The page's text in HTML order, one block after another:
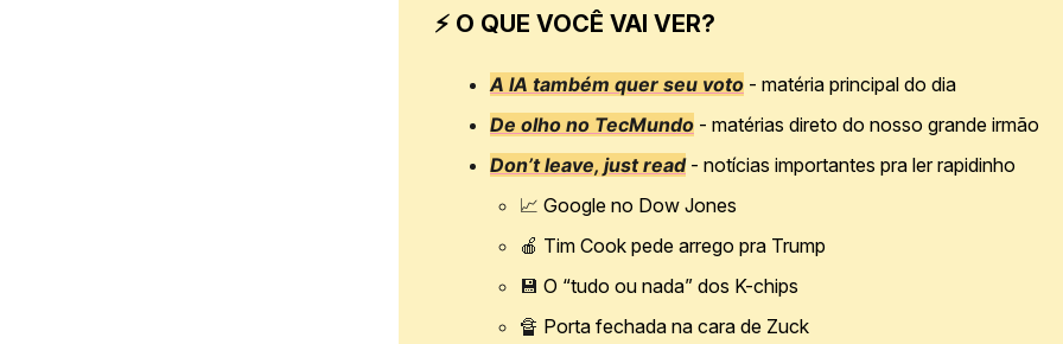
⚡ O QUE VOCÊ VAI VER?
A IA também quer seu voto - matéria principal do dia
De olho no TecMundo - matérias direto do nosso grande irmão
Don’t leave, just read- notícias importantes pra ler rapidinho
📈 Google no Dow Jones
🍎 Tim Cook pede arrego pra Trump
💾 O “tudo ou nada” dos K-chips
🔏 Porta fechada na cara de Zuck